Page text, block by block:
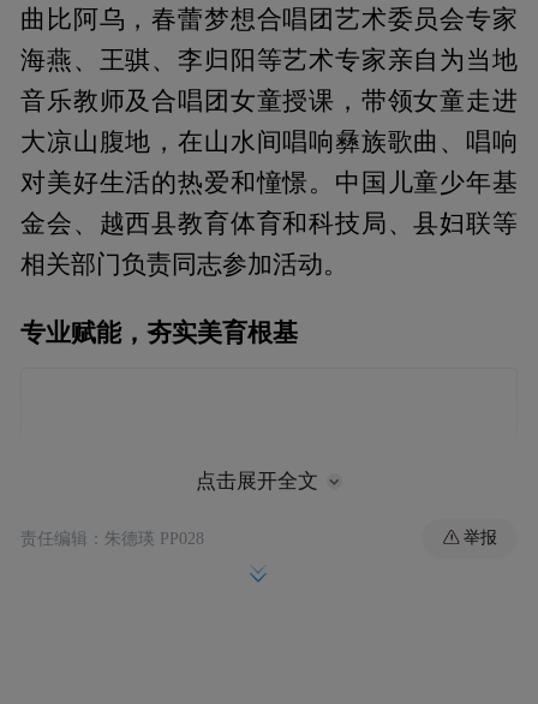
曲比阿乌，春蕾梦想合唱团艺术委员会专家
海燕、王骐、李归阳等艺术专家亲自为当地
音乐教师及合唱团女童授课，带领女童走进
大凉山腹地，在山水间唱响彝族歌曲、唱响
对美好生活的热爱和憧憬。中国儿童少年基
金会、越西县教育体育和科技局、县妇联等
相关部门负责同志参加活动。
专业赋能，夯实美育根基
点击展开全文
责任编辑：朱德瑛 PP028 举报